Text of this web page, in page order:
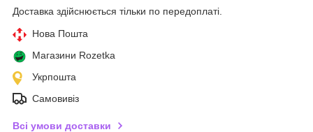
Доставка здійснюється тільки по передоплаті.
Нова Пошта
Магазини Rozetka
Укрпошта
Самовивіз
Всі умови доставки